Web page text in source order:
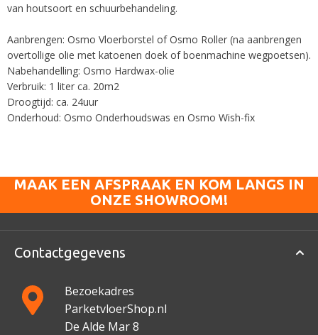
van houtsoort en schuurbehandeling.
Aanbrengen: Osmo Vloerborstel of Osmo Roller (na aanbrengen
overtollige olie met katoenen doek of boenmachine wegpoetsen).
Nabehandelling: Osmo Hardwax-olie
Verbruik: 1 liter ca. 20m2
Droogtijd: ca. 24uur
Onderhoud: Osmo Onderhoudswas en Osmo Wish-fix
MAAK EEN AFSPRAAK EN KOM LANGS IN
ONZE SHOWROOM!
Contactgegevens
Bezoekadres
ParketvloerShop.nl
De Alde Mar 8